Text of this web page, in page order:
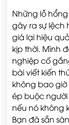
Những lỗ
gây ra sự lệch
giá lại hiệu
kịp thời. Mình
nghiệp cố
bài viết kiến
không bao
ép buộc
nếu nó không
Bạn đã sẵn